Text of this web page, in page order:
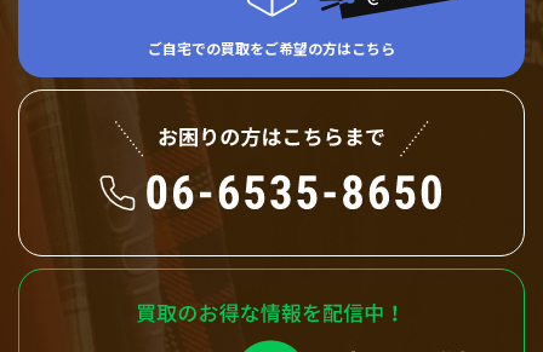
ご自宅での買取をご希望の方はこちら